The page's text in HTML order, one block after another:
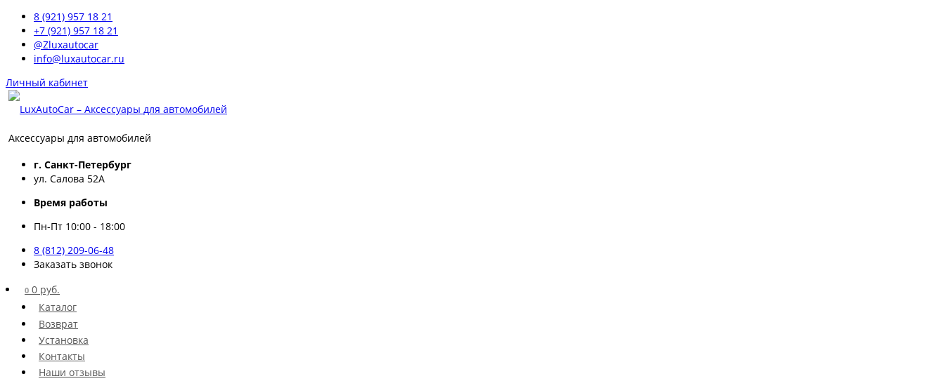
8 (921) 957 18 21
+7 (921) 957 18 21
@Zluxautocar
info@luxautocar.ru
Личный кабинет
Аксессуары для автомобилей
г. Санкт-Петербург
ул. Салова 52А
Время работы
Пн-Пт 10:00 - 18:00
8 (812) 209-06-48
Заказать звонок
0 0 руб.
Каталог
Возврат
Установка
Контакты
Наши отзывы